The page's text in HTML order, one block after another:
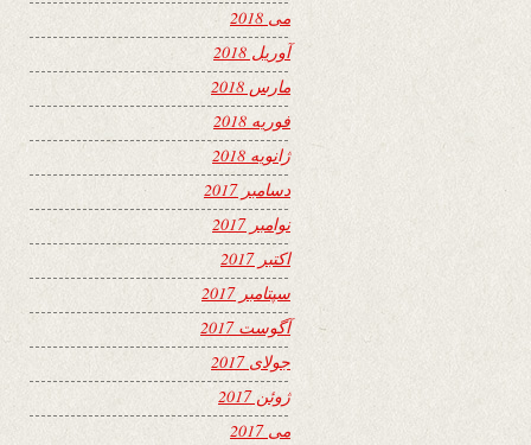
می 2018
آوریل 2018
مارس 2018
فوریه 2018
ژانویه 2018
دسامبر 2017
نوامبر 2017
اکتبر 2017
سپتامبر 2017
آگوست 2017
جولای 2017
ژوئن 2017
می 2017